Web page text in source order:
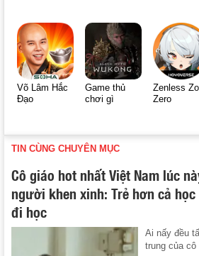
Võ Lâm Hắc
Đạo
Game thủ
chơi gì
Zenless
Zero
TIN CÙNG CHUYÊN MỤC
Cô giáo hot nhất Việt Nam lúc
người khen xinh: Trẻ hơn cả
đi học
Ai nấy đều
trung của cô